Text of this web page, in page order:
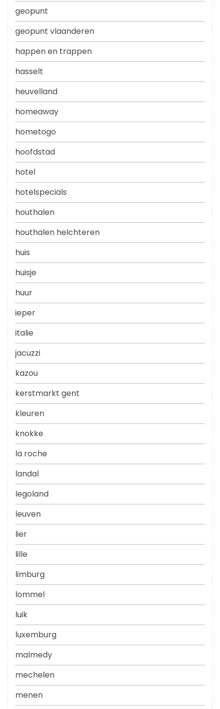
geopunt
geopunt vlaanderen
happen en trappen
hasselt
heuvelland
homeaway
hometogo
hoofdstad
hotel
hotelspecials
houthalen
houthalen helchteren
huis
huisje
huur
ieper
italie
jacuzzi
kazou
kerstmarkt gent
kleuren
knokke
la roche
landal
legoland
leuven
lier
lille
limburg
lommel
luik
luxemburg
malmedy
mechelen
menen